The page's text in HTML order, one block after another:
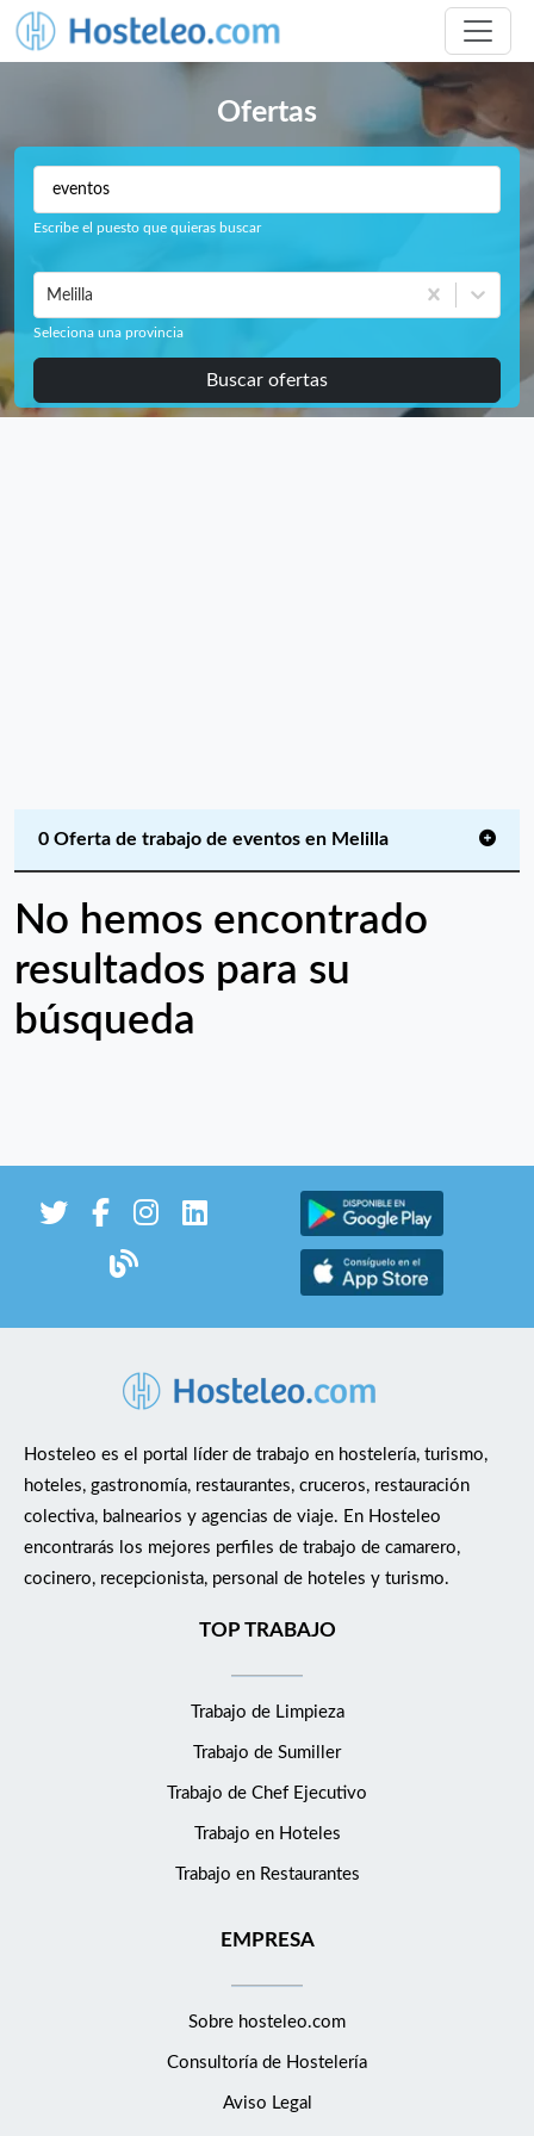
Ofertas
Escribe el puesto que quieras buscar
Melilla
Seleciona una provincia
Buscar ofertas
0 Oferta de trabajo de eventos en Melilla
No hemos encontrado
resultados para su
búsqueda
Hosteleo es el portal líder de trabajo en hostelería, turismo,
hoteles, gastronomía, restaurantes, cruceros, restauración
colectiva, balnearios y agencias de viaje. En Hosteleo
encontrarás los mejores perfiles de trabajo de camarero,
cocinero, recepcionista, personal de hoteles y turismo.
TOP TRABAJO
Trabajo de Limpieza
Trabajo de Sumiller
Trabajo de Chef Ejecutivo
Trabajo en Hoteles
Trabajo en Restaurantes
EMPRESA
Sobre hosteleo.com
Consultoría de Hostelería
Aviso Legal